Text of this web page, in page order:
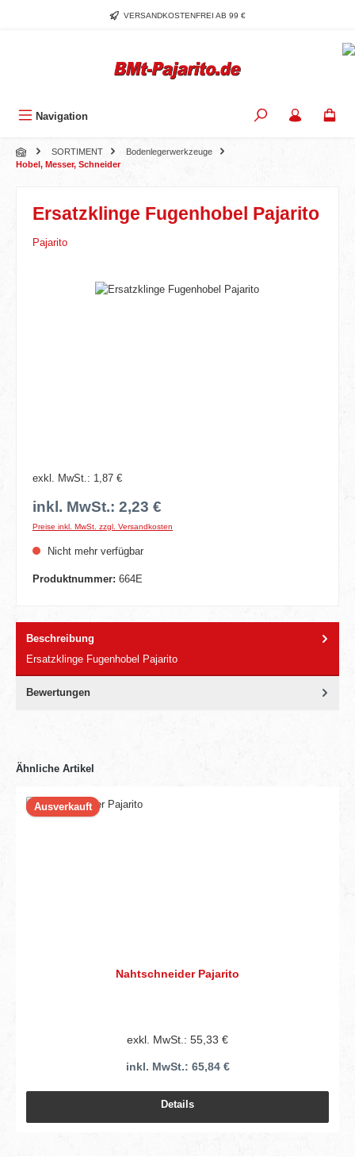
Zum Hauptinhalt springenVERSANDKOSTENFREI AB 99 €
Navigation
SORTIMENT
Bodenlegerwerkzeuge
Hobel, Messer, Schneider
Ersatzklinge Fugenhobel Pajarito
Pajarito
Bildergalerie überspringen
exkl. MwSt.: 1,87 €
inkl. MwSt.: 2,23 €
Preise inkl. MwSt. zzgl. Versandkosten
Nicht mehr verfügbar
Produktnummer: 664E
Beschreibung
Ersatzklinge Fugenhobel Pajarito
Bewertungen
Ähnliche Artikel
Ausverkauft
Nahtschneider Pajarito
exkl. MwSt.: 55,33 €
inkl. MwSt.: 65,84 €
Details